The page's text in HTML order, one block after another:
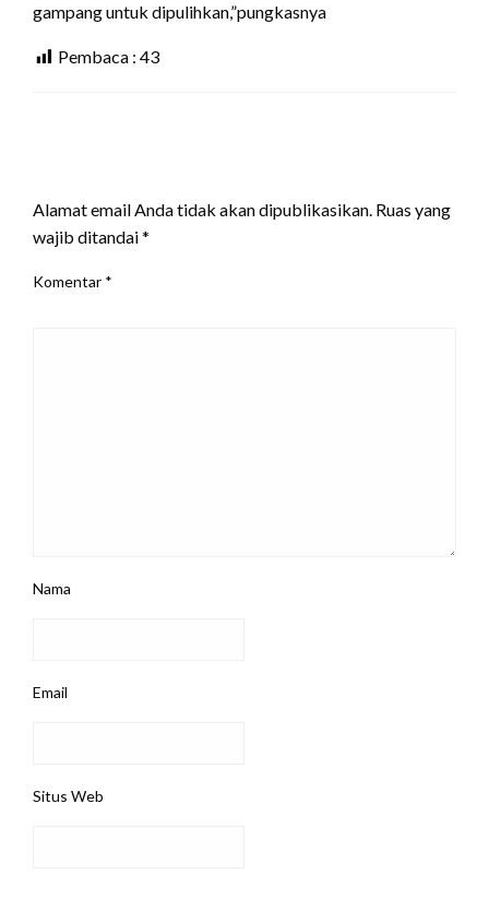
gampang untuk dipulihkan,”pungkasnya
Pembaca : 43
Alamat email Anda tidak akan dipublikasikan. Ruas yang
wajib ditandai*
Komentar *
Nama
Email
Situs Web